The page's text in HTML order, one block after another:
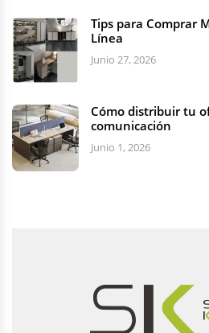
Tips para Comprar
Línea
Junio 27, 2026
Cómo distribuir tu
comunicación
Junio 1, 2026